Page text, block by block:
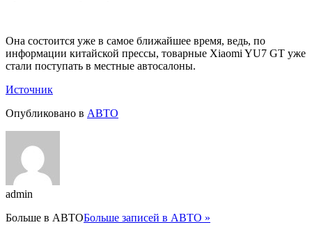
Она состоится уже в самое ближайшее время, ведь, по
информации китайской прессы, товарные Xiaomi YU7 GT уже
стали поступать в местные автосалоны.
Источник
Опубликовано в АВТО
admin
Больше в АВТОБольше записей в АВТО »